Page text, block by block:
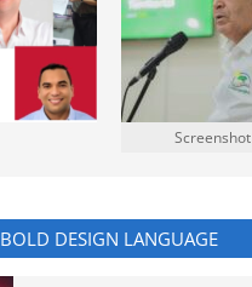
Screenshot
BOLD DESIGN LANGUAGE